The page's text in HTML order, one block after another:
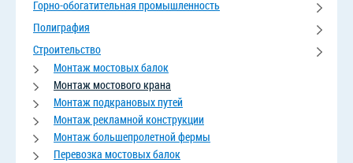
Горно-обогатительная промышленность
Полиграфия
Строительство
Монтаж мостовых балок
Монтаж мостового крана
Монтаж подкрановых путей
Монтаж рекламной конструкции
Монтаж большепролетной фермы
Перевозка мостовых балок